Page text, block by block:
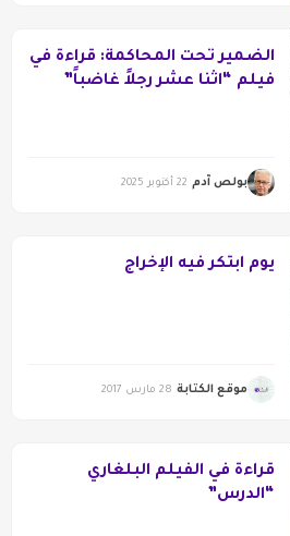
الضمير تحت المحاكمة: قراءة في
فيلم “اثنا عشر رجلاً غاضباً”
بولص آدم 22 أكتوبر 2025
يوم ابتكر فيه الإخراج
موقع الكتابة 28 مارس 2017
قراءة في الفيلم البلغاري
“الدرس”